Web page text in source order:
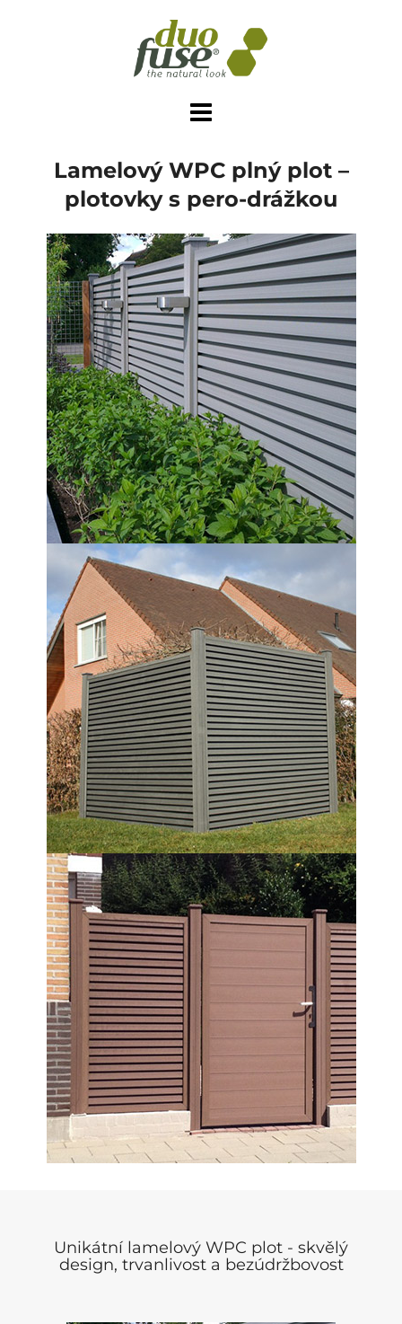
Lamelový WPC plný plot –
plotovky s pero-drážkou
Unikátní lamelový WPC plot - skvělý
design, trvanlivost a bezúdržbovost